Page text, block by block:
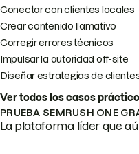
Conectar con clientes locales
Crear contenido llamativo
Corregir errores técnicos
Impulsar la autoridad off-site
Diseñar estrategias de
Ver todos los casos
PRUEBA SEMRUSH ONE
La plataforma líder que